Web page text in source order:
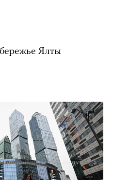
Ялты